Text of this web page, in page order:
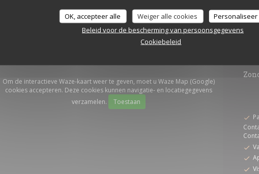
OK, accepteer alle Weiger alle cookies
Personaliseer
Beleid voor de bescherming van persoonsgegevens
Cookiebeleid
Om de interactieve Waze-kaart weer te geven, moet u Waze Map (Google)
cookies accepteren. Deze cookies kunnen navigatie- en locatiegegevens
verzamelen.
Toestaan